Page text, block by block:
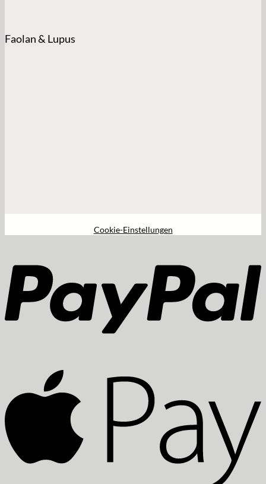
Faolan & Lupus
Cookie-Einstellungen